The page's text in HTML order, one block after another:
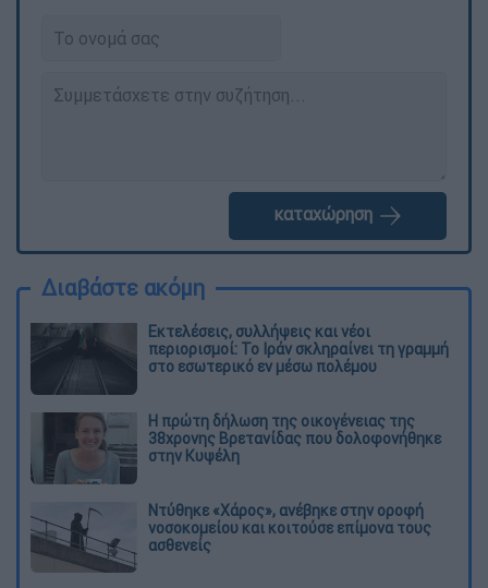
καταχώρηση
Διαβάστε ακόμη
Εκτελέσεις, συλλήψεις και νέοι
περιορισμοί: Το Ιράν σκληραίνει τη γραμμή
στο εσωτερικό εν μέσω πολέμου
Η πρώτη δήλωση της οικογένειας της
38χρονης Βρετανίδας που δολοφονήθηκε
στην Κυψέλη
Ντύθηκε «Χάρος», ανέβηκε στην οροφή
νοσοκομείου και κοιτούσε επίμονα τους
ασθενείς